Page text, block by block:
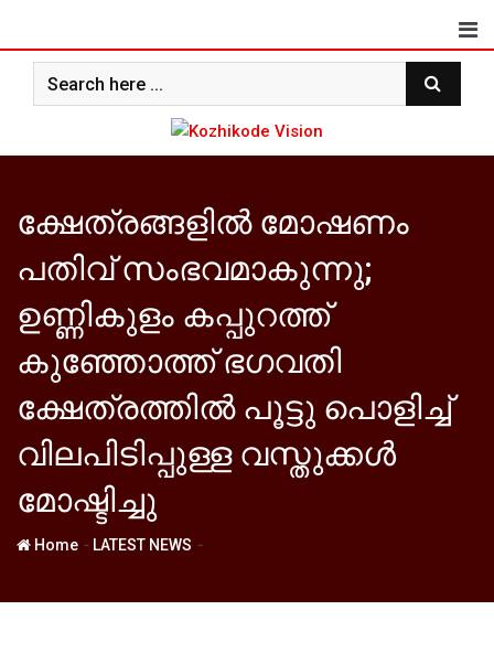
content
ക്ഷേത്രങ്ങളില്‍ മോഷണം
പതിവ് സംഭവമാകുന്നു;
ഉണ്ണികുളം കപ്പുറത്ത്
കുഞ്ഞോത്ത് ഭഗവതി
ക്ഷേത്രത്തില്‍ പൂട്ടു പൊളിച്ച്
വിലപിടിപ്പുള്ള വസ്തുക്കള്‍
മോഷ്ടിച്ചു
Home - LATEST NEWS -